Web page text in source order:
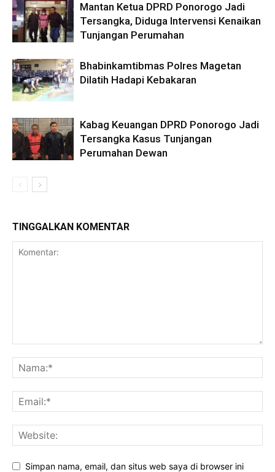
Mantan Ketua DPRD Ponorogo Jadi
Tersangka, Diduga Intervensi Kenaikan
Tunjangan Perumahan
Bhabinkamtibmas Polres Magetan
Dilatih Hadapi Kebakaran
Kabag Keuangan DPRD Ponorogo Jadi
Tersangka Kasus Tunjangan
Perumahan Dewan
TINGGALKAN KOMENTAR
Simpan nama, email, dan situs web saya di browser ini